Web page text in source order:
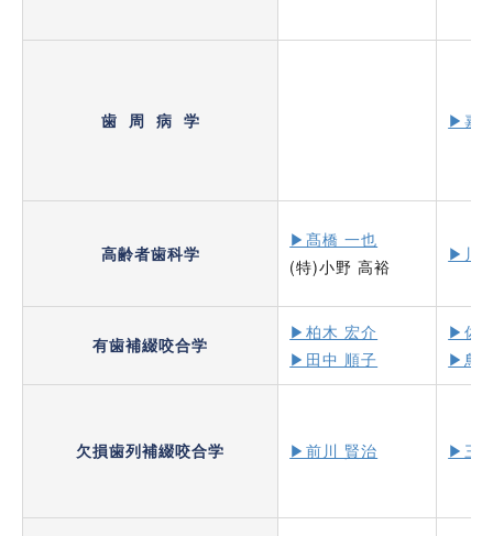
歯 周 病 学 ▶嘉
高齢者歯科学
▶髙橋 一也
(特)小野 高裕
▶川
有歯補綴咬合学
▶柏木 宏介
▶田中 順子
▶佐
▶鳥
欠損歯列補綴咬合学 ▶前川 賢治 ▶︎三